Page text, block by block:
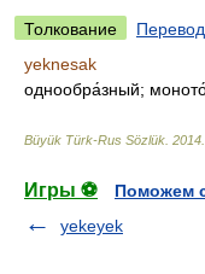
Толкование
Перевод
yeknesak
однообра́зный;
Büyük Türk-Rus Sözlük 2014
Игры ⚽
Поможем
yekeyek